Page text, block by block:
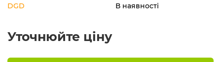
DGD В наявності
Уточнюйте ціну